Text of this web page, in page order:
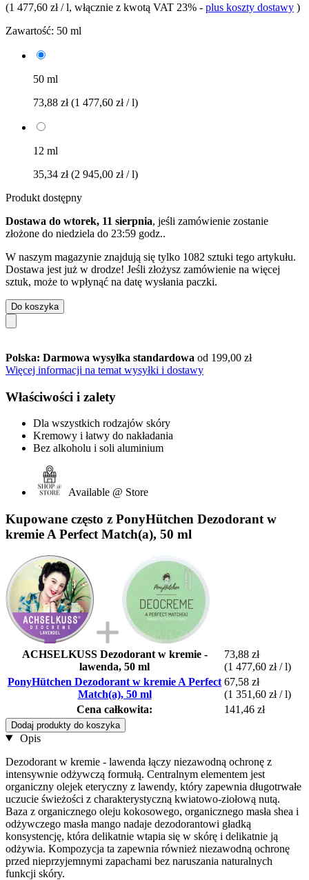
(1 477,60 zł / l, włącznie z kwotą VAT 23% - plus koszty dostawy )
Zawartość: 50 ml
50 ml
73,88 zł(1 477,60 zł / l)
12 ml
35,34 zł(2 945,00 zł / l)
Produkt dostępny
Dostawa do wtorek, 11 sierpnia, jeśli zamówienie zostanie
złożone do niedziela do 23:59 godz..
W naszym magazynie znajdują się tylko 1082 sztuki tego artykułu.
Dostawa jest już w drodze! Jeśli złożysz zamówienie na więcej
sztuk, może to wpłynąć na datę wysłania paczki.
Do koszyka
Polska: Darmowa wysyłka standardowa od 199,00 zł
Więcej informacji na temat wysyłki i dostawy
Właściwości i zalety
Dla wszystkich rodzajów skóry
Kremowy i łatwy do nakładania
Bez alkoholu i soli aluminium
Available @ Store
Kupowane często z PonyHütchen Dezodorant w
kremie A Perfect Match(a), 50 ml
ACHSELKUSS Dezodorant w kremie -
lawenda, 50 ml
73,88 zł
(1 477,60 zł / l)
PonyHütchen Dezodorant w kremie A Perfect
Match(a), 50 ml
67,58 zł
(1 351,60 zł / l)
Cena całkowita:
141,46 zł
Dodaj produkty do koszyka
Opis
Dezodorant w kremie - lawenda łączy niezawodną ochronę z
intensywnie odżywczą formułą. Centralnym elementem jest
organiczny olejek eteryczny z lawendy, który zapewnia długotrwałe
uczucie świeżości z charakterystyczną kwiatowo-ziołową nutą.
Baza z organicznego oleju kokosowego, organicznego masła shea i
odżywczego masła mango nadaje dezodorantowi gładką
konsystencję, która delikatnie wtapia się w skórę i delikatnie ją
odżywia. Kompozycja ta zapewnia również niezawodną ochronę
przed nieprzyjemnymi zapachami bez naruszania naturalnych
funkcji skóry.